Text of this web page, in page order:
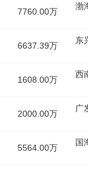
7760.00万
渤
6637.39万
东
1608.00万
西
2000.00万
广
5564.00万
国